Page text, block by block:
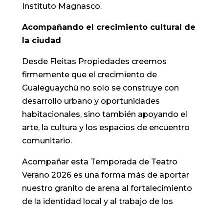
Instituto Magnasco.
Acompañando el crecimiento cultural de
la ciudad
Desde Fleitas Propiedades creemos
firmemente que el crecimiento de
Gualeguaychú no solo se construye con
desarrollo urbano y oportunidades
habitacionales, sino también apoyando el
arte, la cultura y los espacios de encuentro
comunitario.
Acompañar esta Temporada de Teatro
Verano 2026 es una forma más de aportar
nuestro granito de arena al fortalecimiento
de la identidad local y al trabajo de los